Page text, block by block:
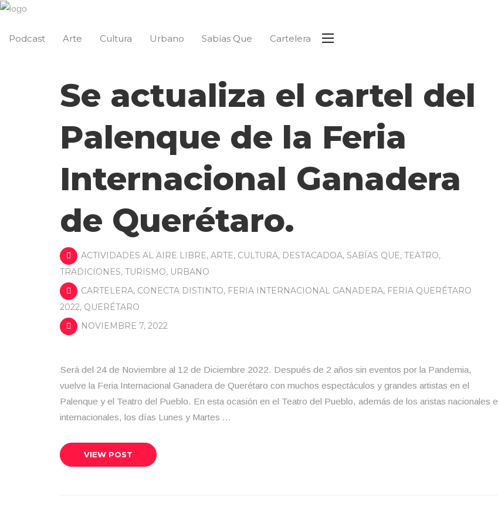
Podcast Arte Cultura Urbano Sabías Que Cartelera
Se actualiza el cartel del
Palenque de la Feria
Internacional Ganadera
de Querétaro.
ACTIVIDADES AL AIRE LIBRE, ARTE, CULTURA, DESTACADOA, SABÍAS QUE, TEATRO,
TRADICIONES, TURISMO, URBANO
CARTELERA, CONECTA DISTINTO, FERIA INTERNACIONAL GANADERA, FERIA QUERÉTARO
2022, QUERÉTARO
NOVIEMBRE 7, 2022
Será del 24 de Noviembre al 12 de Diciembre 2022. Después de 2 años sin eventos por la Pandemia,
vuelve la Feria Internacional Ganadera de Querétaro con muchos espectáculos y grandes artistas en el
Palenque y el Teatro del Pueblo. En esta ocasión en el Teatro del Pueblo, además de los aristas nacionales e
internacionales, los días Lunes y Martes …
VIEW POST